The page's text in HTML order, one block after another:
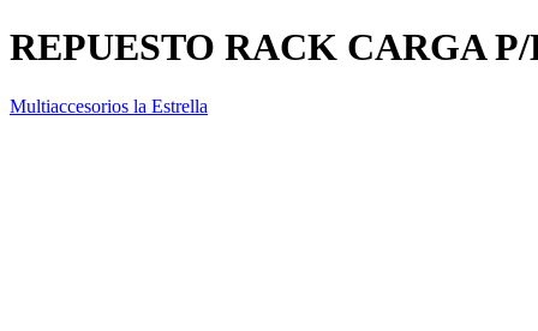
REPUESTO RACK CARGA
Multiaccesorios la Estrella